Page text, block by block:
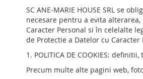
SC ANE-MARIE HOUSE SRL se
necesare pentru a evita
Caracter Personal si în celelalte
de Protectie a Datelor cu
1. POLITICA DE COOKIES:
Precum multe alte pagini web,